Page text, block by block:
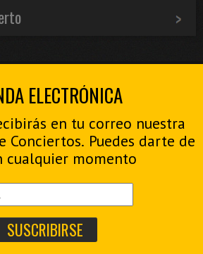
ELECTRÓNICA
en tu correo nuestra
Conciertos. Puedes darte de
cualquier momento